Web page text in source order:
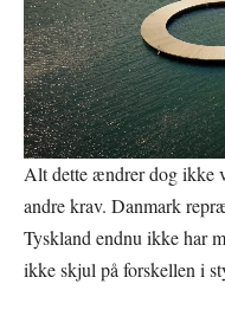
Alt dette ændrer dog ikke
andre krav. Danmark
Tyskland endnu ikke har
ikke skjul på forskellen i